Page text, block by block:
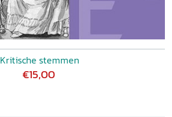
Kritische stemmen
€15,00